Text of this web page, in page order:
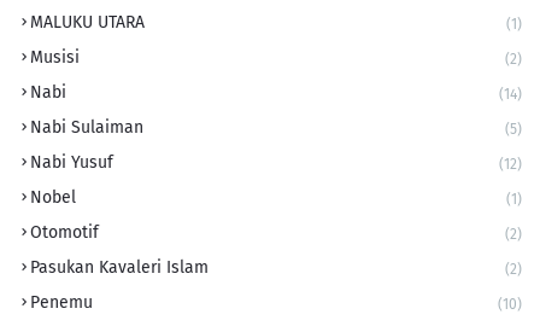
MALUKU UTARA (1)
Musisi (2)
Nabi (14)
Nabi Sulaiman (5)
Nabi Yusuf (12)
Nobel (1)
Otomotif (2)
Pasukan Kavaleri Islam (2)
Penemu (10)